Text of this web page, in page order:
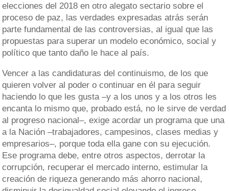
elecciones del 2018 en otro alegato sectario sobre el
proceso de paz, las verdades expresadas atrás serán
parte fundamental de las controversias, al igual que las
propuestas para superar un modelo económico, social y
político que tanto daño le hace al país.
Vencer a las candidaturas del continuismo, de los que
quieren volver al poder o continuar en él para seguir
haciendo lo que les gusta –y a los unos y a los otros les
encanta lo mismo que, probado está, no le sirve de verdad
al progreso nacional–, exige acordar un programa que una
a la Nación –trabajadores, campesinos, clases medias y
empresarios–, porque toda ella gane con su ejecución.
Ese programa debe, entre otros aspectos, derrotar la
corrupción, recuperar el mercado interno, estimular la
creación de riqueza generando más ahorro nacional,